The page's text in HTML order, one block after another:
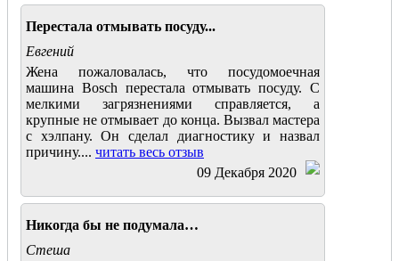
Перестала отмывать посуду...
Евгений
Жена пожаловалась, что посудомоечная
машина Bosch перестала отмывать посуду. С
мелкими загрязнениями справляется, а
крупные не отмывает до конца. Вызвал мастера
с хэлпану. Он сделал диагностику и назвал
причину.... читать весь отзыв
09 Декабря 2020
Никогда бы не подумала…
Стеша